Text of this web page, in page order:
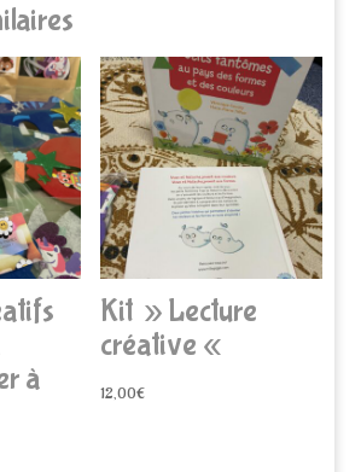
à
Kit » Lecture
créative «
12,00€